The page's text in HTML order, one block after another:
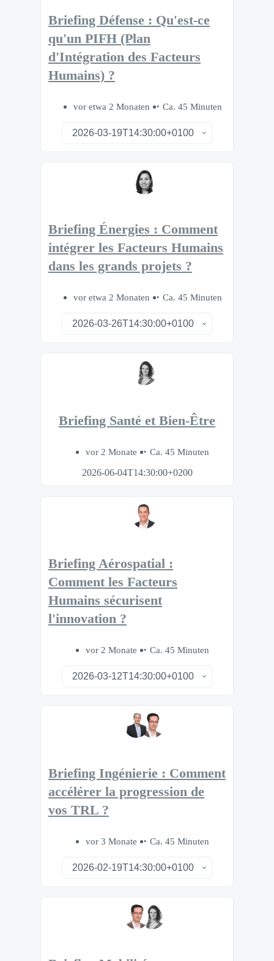
Briefing Défense : Qu'est-ce
qu'un PIFH (Plan
d'Intégration des Facteurs
Humains) ?
vor etwa 2 Monaten Ca. 45 Minuten
Briefing Énergies : Comment
intégrer les Facteurs Humains
dans les grands projets ?
vor etwa 2 Monaten Ca. 45 Minuten
Briefing Santé et Bien-Être
vor 2 Monate
Ca. 45 Minuten
2026-06-04T14:30:00+0200
Briefing Aérospatial :
Comment les Facteurs
Humains sécurisent
l'innovation ?
vor 2 Monate Ca. 45 Minuten
Briefing Ingénierie : Comment
accélérer la progression de
vos TRL ?
vor 3 Monate Ca. 45 Minuten